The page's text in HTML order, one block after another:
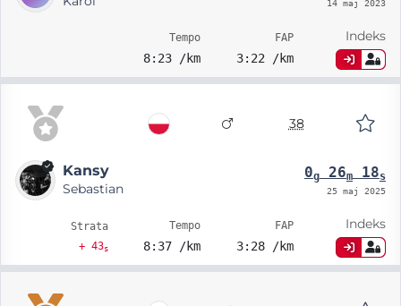
14 maj 2023
Tempo
8:23 /km
FAP
3:22 /km
Indeks
38
Kansy
Sebastian
0g26m18s
25 maj 2025
Strata
+ 43s
Tempo
8:37 /km
FAP
3:28 /km
Indeks